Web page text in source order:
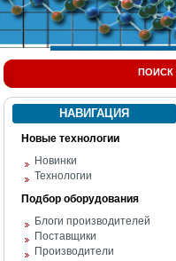
ПОИСК
НАВИГАЦИЯ
Новые технологии
Новинки
Технологии
Подбор оборудования
Блоги производителей
Поставщики
Производители